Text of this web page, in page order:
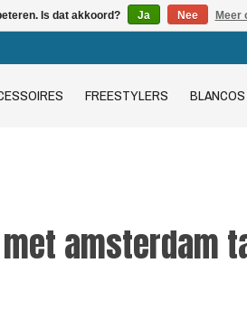
FREESTYLERS BLANCOS
amsterdam
Is dat akkoord? Ja Nee Meer